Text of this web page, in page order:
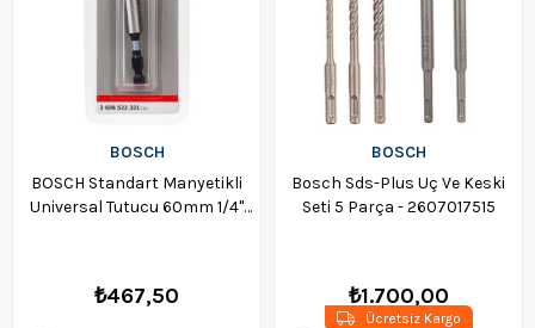
BOSCH
BOSCH Standart Manyetikli
Universal Tutucu 60mm 1/4''
₺467,50
BOSCH
Bosch Sds-Plus Uç Ve Keski
Seti 5 Parça - 2607017515
₺1.700,00
Ücretsiz Kargo